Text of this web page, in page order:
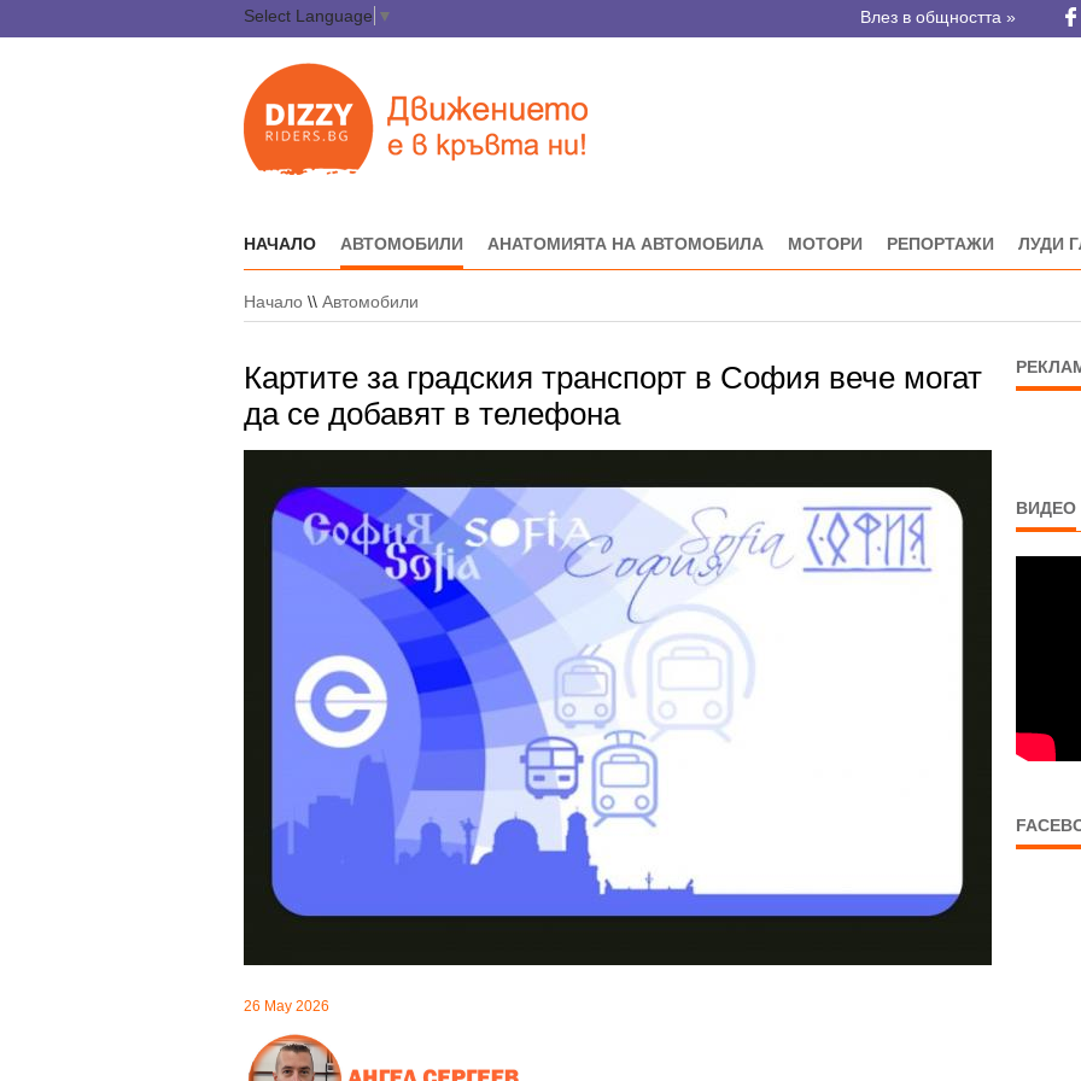
Select Language ▼ Влез в общността »
НАЧАЛО АВТОМОБИЛИ АНАТОМИЯТА НА АВТОМОБИЛА МОТОРИ РЕПОРТАЖИ ЛУДИ
Начало \\ Автомобили
Картите за градския транспорт в София вече могат
да се добавят в телефона
26 May 2026
ВИДЕО